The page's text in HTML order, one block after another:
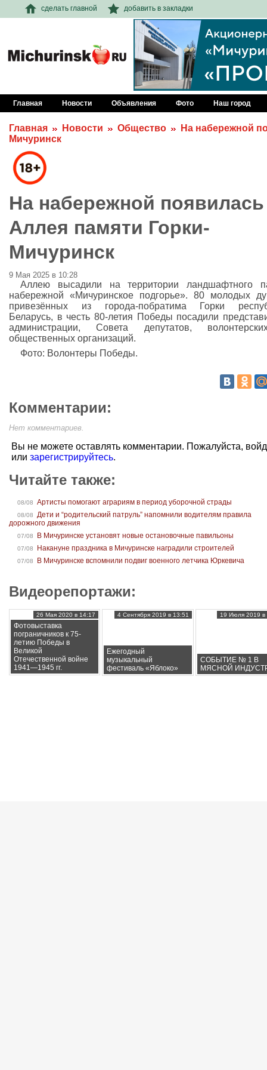
сделать главной добавить в закладки
Главная Новости Объявления Фото Наш город
Главная Новости Общество
На набережной
Мичуринск
На набережной появилась
Аллея памяти Горки-
Мичуринск
9 Мая 2025 в 10:28
Аллею высадили на территории ландшафтного
набережной «Мичуринское подгорье». 80 молодых
привезённых из города-побратима Горки
Беларусь, в честь 80-летия Победы посадили
администрации, Совета депутатов,
общественных организаций.
Фото: Волонтеры Победы.
Комментарии:
Нет комментариев.
Вы не можете оставлять комментарии. Пожалуйста,
или зарегистрируйтесь.
Читайте также:
08/08 Артисты помогают аграриям в период уборочной страды
08/08
Дети и “родительский патруль” напомнили водителям правила
дорожного движения
07/08 В Мичуринске установят новые остановочные павильоны
07/08 Накануне праздника в Мичуринске наградили строителей
07/08 В Мичуринске вспомнили подвиг военного летчика Юркевича
Видеорепортажи:
Фотовыставка
пограничников к 75-
летию Победы в
Великой
Отечественной войне
1941—1945 гг.
26 Мая 2020 в 14:17
Ежегодный
музыкальный
фестиваль «Яблоко»
4 Сентября 2019 в 13:51
СОБЫТИЕ № 1 В
МЯСНОЙ
19 Июля 2019 в